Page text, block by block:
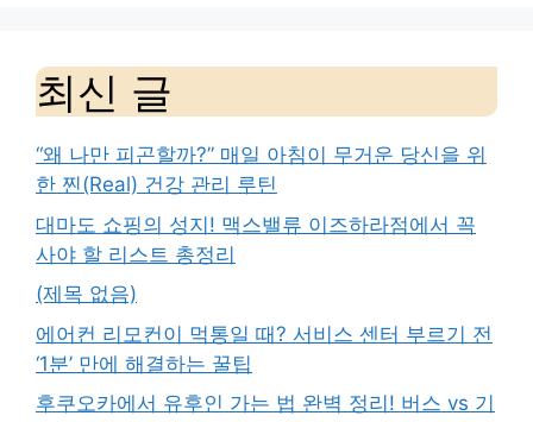
최신 글
“왜 나만 피곤할까?” 매일 아침이 무거운 당신을 위
한 찐(Real) 건강 관리 루틴
대마도 쇼핑의 성지! 맥스밸류 이즈하라점에서 꼭
사야 할 리스트 총정리
(제목 없음)
에어컨 리모컨이 먹통일 때? 서비스 센터 부르기 전
‘1분’ 만에 해결하는 꿀팁
후쿠오카에서 유후인 가는 법 완벽 정리! 버스 vs 기